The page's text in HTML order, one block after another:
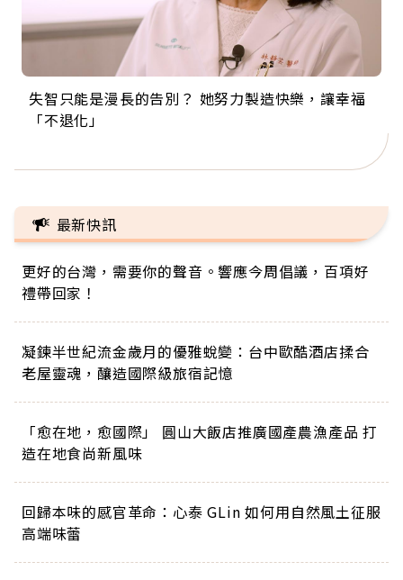
失智只能是漫長的告別？ 她努力製造快樂，讓幸福
「不退化」
來自剛果的巧克力神父 為台灣奉獻36年 「台灣是我
的家，我連作夢都講台語！」
63歲卸矽谷副總、搬回台灣找快樂！「蛋黃哥小
丑」走進安養院，逗樂上萬爺奶：退休後才開始真
104歲打破金氏世界紀錄 成為全球最年長羽球選
手，分享長壽的秘密原來是「這個」
事業巔峰他選擇追夢…黑手阿伯拉小提琴還登上小
巨蛋！連CNN都大讚！
最新快訊
更好的台灣，需要你的聲音。響應今周倡議，百項好
禮帶回家！
凝鍊半世紀流金歲月的優雅蛻變：台中歐酷酒店揉合
老屋靈魂，釀造國際級旅宿記憶
「愈在地，愈國際」 圓山大飯店推廣國產農漁產品 打
造在地食尚新風味
回歸本味的感官革命：心泰 GLin 如何用自然風土征服
高端味蕾